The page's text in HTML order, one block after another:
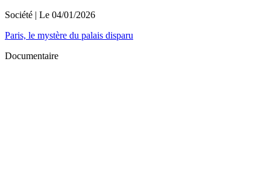
Société | Le 04/01/2026
Paris, le mystère du palais disparu
Documentaire